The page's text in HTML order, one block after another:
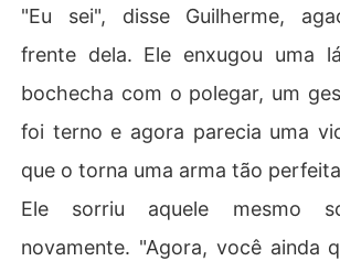
"Eu sei", disse Guilherme,
frente dela. Ele enxugou uma
bochecha com o polegar, um
foi terno e agora parecia uma
que o torna uma arma tão
Ele sorriu aquele mesmo
novamente. "Agora, você ainda